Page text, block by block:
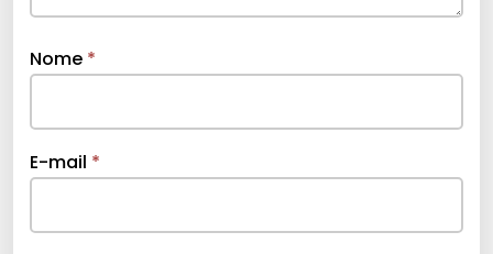
Nome *
E-mail *